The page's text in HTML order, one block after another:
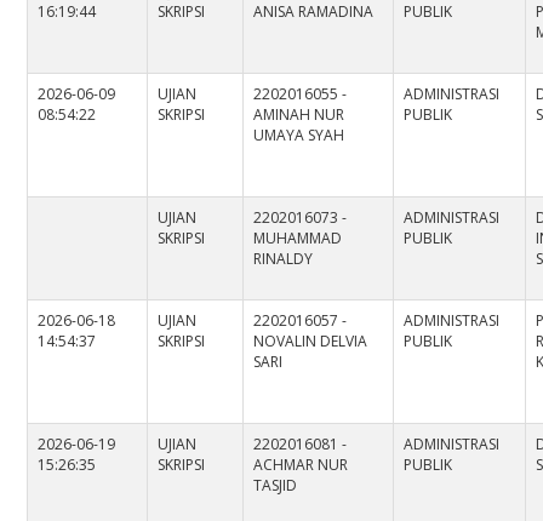
16:19:44
SKRIPSI
ANISA RAMADINA
PUBLIK
2026-06-09
08:54:22
UJIAN
SKRIPSI
2202016055 -
AMINAH NUR
UMAYA SYAH
ADMINISTRASI
PUBLIK
UJIAN
SKRIPSI
2202016073 -
MUHAMMAD
RINALDY
ADMINISTRASI
PUBLIK
2026-06-18
14:54:37
UJIAN
SKRIPSI
2202016057 -
NOVALIN DELVIA
SARI
ADMINISTRASI
PUBLIK
2026-06-19
15:26:35
UJIAN
SKRIPSI
2202016081 -
ACHMAR NUR
TASJID
ADMINISTRASI
PUBLIK